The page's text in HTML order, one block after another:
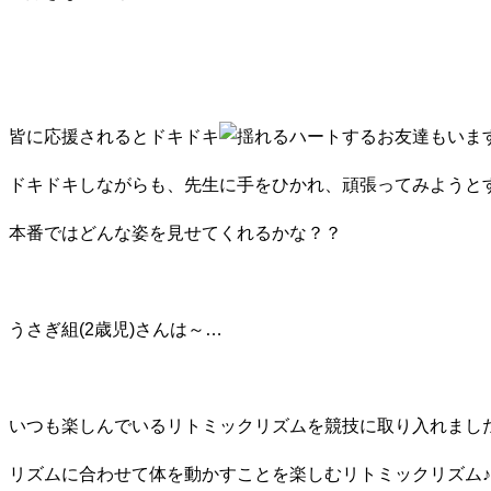
皆に応援されるとドキドキ するお友達もいま
ドキドキしながらも、先生に手をひかれ、頑張ってみようと
本番ではどんな姿を見せてくれるかな？？
うさぎ組(2歳児)さんは～…
いつも楽しんでいるリトミックリズムを競技に取り入れまし
リズムに合わせて体を動かすことを楽しむリトミックリズム♪